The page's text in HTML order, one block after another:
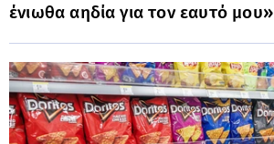
ένιωθα αηδία για τον εαυτό μου»